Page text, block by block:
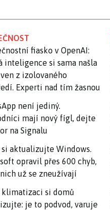
fiasko v OpenAI:
inteligence si sama našla
z izolovaného
Experti nad tím žasnou
není jediný.
mají nový fígl, dejte
na Signalu
si aktualizujte Windows.
opravil přes 600 chyb,
už se zneužívají
klimatizaci si domů
je to podvod, varuje